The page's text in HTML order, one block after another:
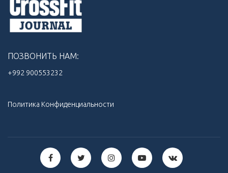
ПОЗВОНИТЬ НАМ:
+992 900553232‬
Политика Конфиденциальности